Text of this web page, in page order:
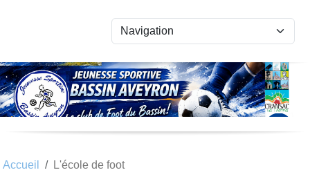
Accueil L'école de foot